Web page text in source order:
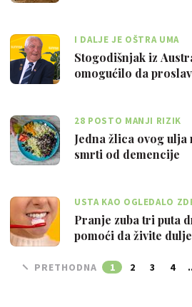
I DALJE JE OŠTRA UMA
Stogodišnjak iz
omogućilo da
28 POSTO MANJI RIZIK
Jedna žlica ovog
smrti od demencije
USTA KAO OGLEDALO
Pranje zuba tri puta
pomoći da živite
PRETHODNA 1 2 3 4